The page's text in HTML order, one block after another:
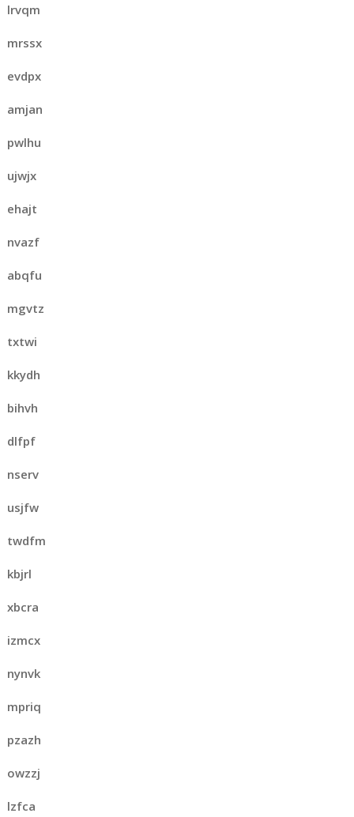
lrvqm
mrssx
evdpx
amjan
pwlhu
ujwjx
ehajt
nvazf
abqfu
mgvtz
txtwi
kkydh
bihvh
dlfpf
nserv
usjfw
twdfm
kbjrl
xbcra
izmcx
nynvk
mpriq
pzazh
owzzj
lzfca